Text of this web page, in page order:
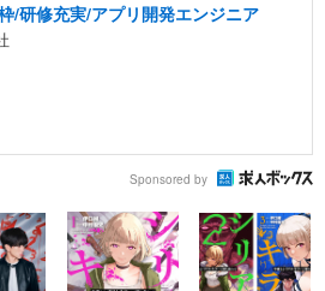
/研修充実/アプリ開発エンジニア
Sponsored by